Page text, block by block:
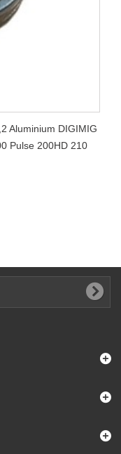
Aluminium DIGIMIG
Pulse 200HD 210